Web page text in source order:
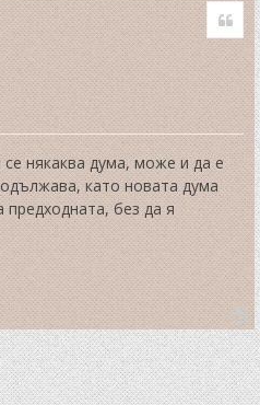
се някаква дума, може и да е
като новата дума
без да я
T
o
p